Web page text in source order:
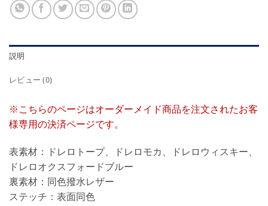
説明
レビュー (0)
※こちらのページはオーダーメイド商品を注文されたお客
様専用の決済ページです。
表素材：ドレロトープ、ドレロモカ、ドレロウィスキー、
ドレロオクスフォードブルー
裏素材：同色撥水レザー
ステッチ：表面同色